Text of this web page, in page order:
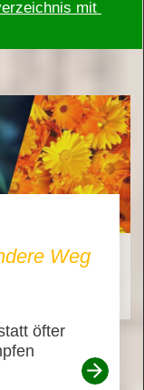
mit
Weg
öfter